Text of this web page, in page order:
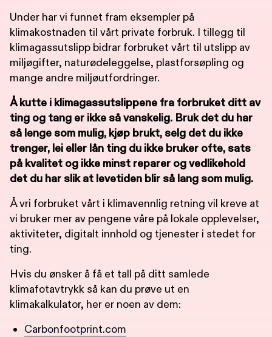
Under har vi funnet fram eksempler på
klimakostnaden til vårt private forbruk. I tillegg til
klimagassutslipp bidrar forbruket vårt til utslipp av
miljøgifter, naturødeleggelse, plastforsøpling og
mange andre miljøutfordringer.
Å kutte i klimagassutslippene fra forbruket ditt av
ting og tang er ikke så vanskelig. Bruk det du har
så lenge som mulig, kjøp brukt, selg det du ikke
trenger, lei eller lån ting du ikke bruker ofte, sats
på kvalitet og ikke minst reparer og vedlikehold
det du har slik at levetiden blir så lang som mulig.
Å vri forbruket vårt i klimavennlig retning vil kreve at
vi bruker mer av pengene våre på lokale opplevelser,
aktiviteter, digitalt innhold og tjenester i stedet for
ting.
Hvis du ønsker å få et tall på ditt samlede
klimafotavtrykk så kan du prøve ut en
klimakalkulator, her er noen av dem:
Carbonfootprint.com